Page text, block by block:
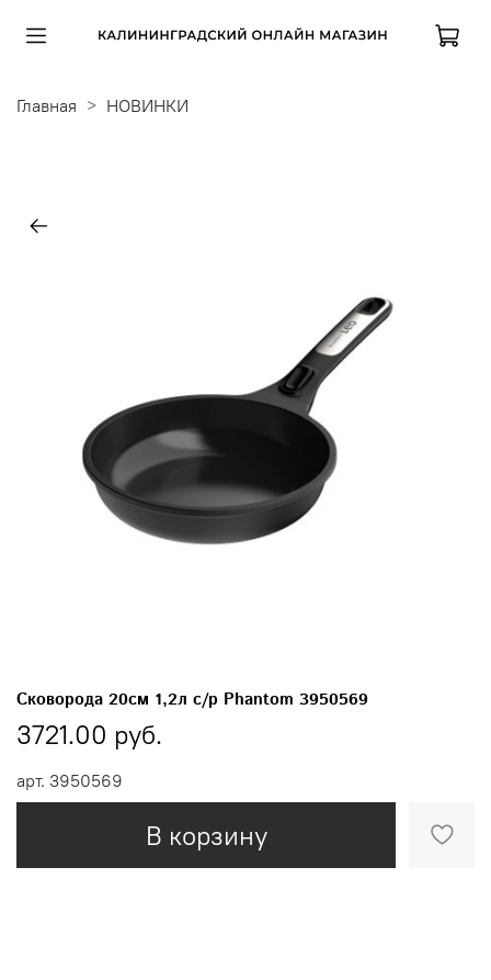
Главная НОВИНКИ
арт. 3950569
Сковорода 20см 1,2л с/р Phantom 3950569
3721.00 руб.
В корзину